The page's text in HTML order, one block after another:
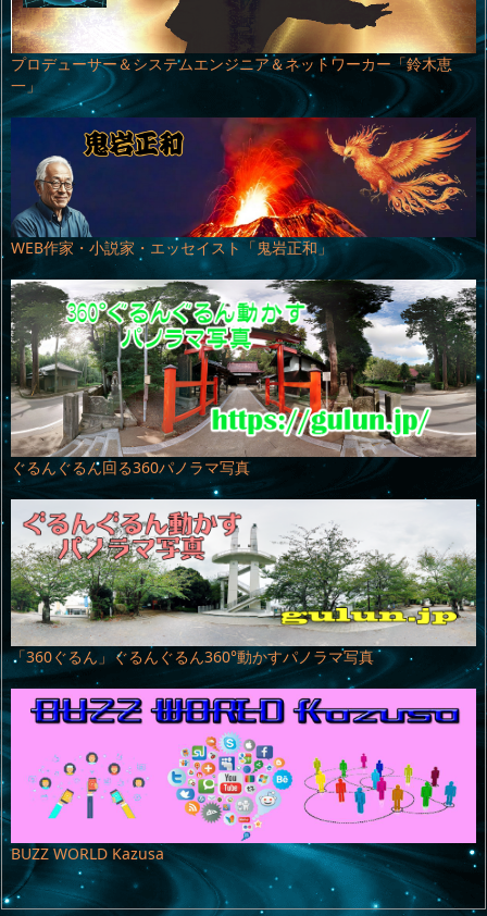
プロデューサー＆システムエンジニア＆ネットワーカー「鈴木恵
一」
WEB作家・小説家・エッセイスト「鬼岩正和」
ぐるんぐるん回る360パノラマ写真
「360ぐるん」ぐるんぐるん360°動かすパノラマ写真
BUZZ WORLD Kazusa